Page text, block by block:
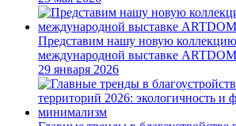
Представим нашу новую
международной выставке
29 января 2026